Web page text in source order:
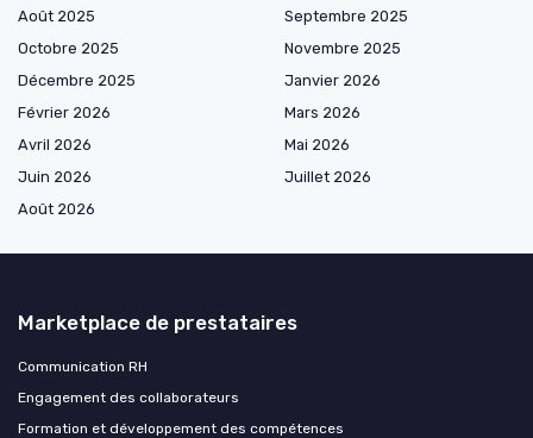
Août 2025
Septembre 2025
Octobre 2025
Novembre 2025
Décembre 2025
Janvier 2026
Février 2026
Mars 2026
Avril 2026
Mai 2026
Juin 2026
Juillet 2026
Août 2026
Marketplace de prestataires
Communication RH
Engagement des collaborateurs
Formation et développement des compétences